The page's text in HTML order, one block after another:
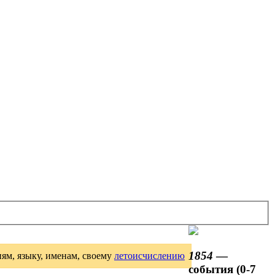
языку, именам, своему летоисчислению 1854 —
события (0-7